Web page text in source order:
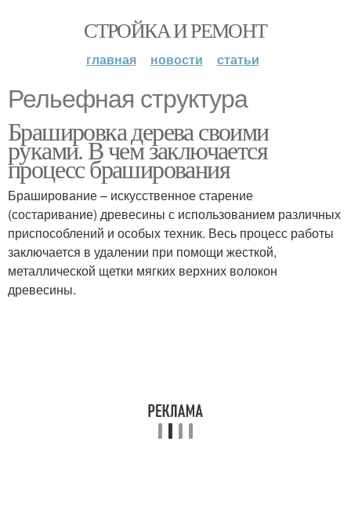
СТРОЙКА И РЕМОНТ
главная новости статьи
Рельефная структура
Брашировка дерева своими
руками. В чем заключается
процесс браширования
Браширование – искусственное старение
(состаривание) древесины с использованием различных
приспособлений и особых техник. Весь процесс работы
заключается в удалении при помощи жесткой,
металлической щетки мягких верхних волокон
древесины.